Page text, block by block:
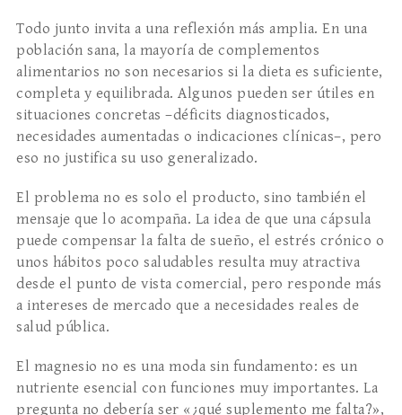
Todo junto invita a una reflexión más amplia. En una
población sana, la mayoría de complementos
alimentarios no son necesarios si la dieta es suficiente,
completa y equilibrada. Algunos pueden ser útiles en
situaciones concretas –déficits diagnosticados,
necesidades aumentadas o indicaciones clínicas–, pero
eso no justifica su uso generalizado.
El problema no es solo el producto, sino también el
mensaje que lo acompaña. La idea de que una cápsula
puede compensar la falta de sueño, el estrés crónico o
unos hábitos poco saludables resulta muy atractiva
desde el punto de vista comercial, pero responde más
a intereses de mercado que a necesidades reales de
salud pública.
El magnesio no es una moda sin fundamento: es un
nutriente esencial con funciones muy importantes. La
pregunta no debería ser «¿qué suplemento me falta?»,